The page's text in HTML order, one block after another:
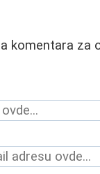
komentara za